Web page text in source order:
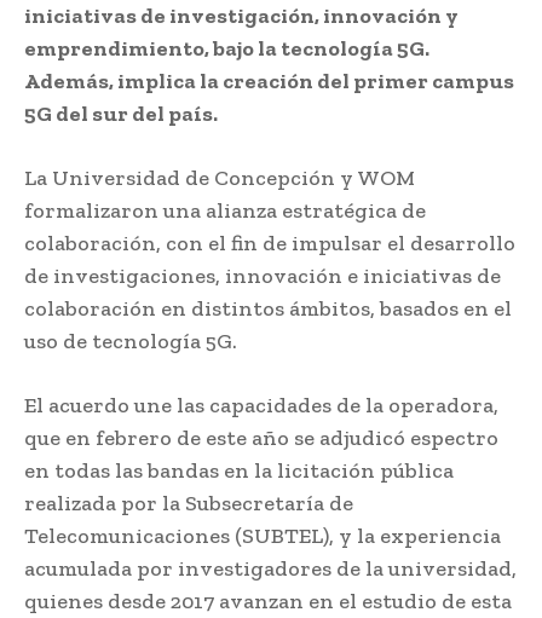
iniciativas de investigación, innovación y
emprendimiento, bajo la tecnología 5G.
Además, implica la creación del primer campus
5G del sur del país.
La Universidad de Concepción y WOM
formalizaron una alianza estratégica de
colaboración, con el fin de impulsar el desarrollo
de investigaciones, innovación e iniciativas de
colaboración en distintos ámbitos, basados en el
uso de tecnología 5G.
El acuerdo une las capacidades de la operadora,
que en febrero de este año se adjudicó espectro
en todas las bandas en la licitación pública
realizada por la Subsecretaría de
Telecomunicaciones (SUBTEL), y la experiencia
acumulada por investigadores de la universidad,
quienes desde 2017 avanzan en el estudio de esta